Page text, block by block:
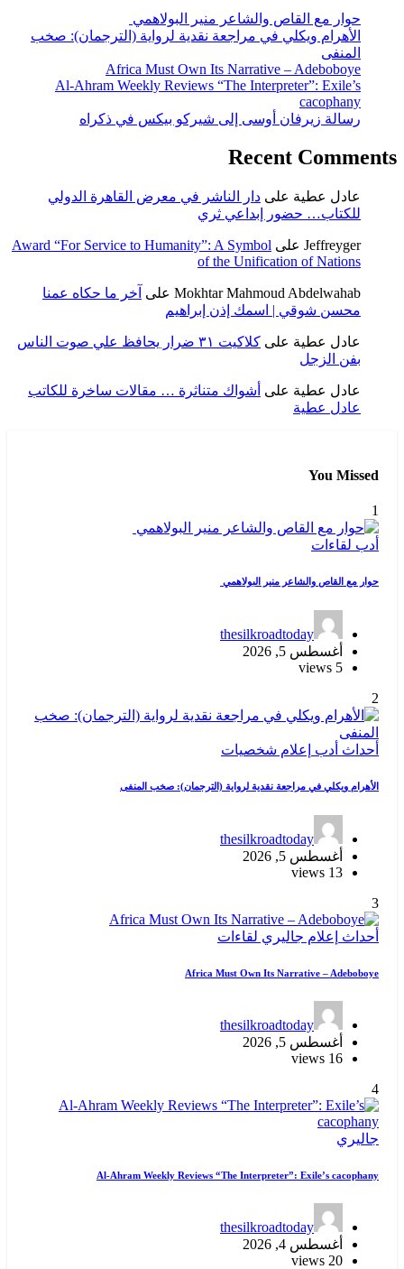
حوار مع القاص والشاعر منير البولاهمي
الأهرام ويكلي في مراجعة نقدية لرواية (الترجمان): صخب
المنفى
Africa Must Own Its Narrative – Adeboboye
Al-Ahram Weekly Reviews “The Interpreter”: Exile’s
cacophany
رسالة زيرفان أوسى إلى شيركو بيكس في ذكراه
Recent Comments
عادل عطية على دار الناشر في معرض القاهرة الدولي
للكتاب… حضور إبداعي ثري
Jeffreyger على Award “For Service to Humanity”: A Symbol
of the Unification of Nations
Mokhtar Mahmoud Abdelwahab على آخر ما حكاه عمنا
محسن شوقي | اسمك إذن إبراهيم
عادل عطية على
كلاكيت ٣١ ضرار يحافظ علي صوت الناس
بفن الزجل
عادل عطية على أشواك متناثرة … مقالات ساخرة للكاتب
عادل عطية
You Missed
1
أدب لقاءات
حوار مع القاص والشاعر منير البولاهمي
thesilkroadtoday
أغسطس 5, 2026
5 views
2
أحداث أدب إعلام شخصيات
الأهرام ويكلي في مراجعة نقدية لرواية (الترجمان): صخب المنفى
thesilkroadtoday
أغسطس 5, 2026
13 views
3
أحداث إعلام جاليري لقاءات
Africa Must Own Its Narrative – Adeboboye
thesilkroadtoday
أغسطس 5, 2026
16 views
4
جاليري
Al-Ahram Weekly Reviews “The Interpreter”: Exile’s cacophany
thesilkroadtoday
أغسطس 4, 2026
20 views